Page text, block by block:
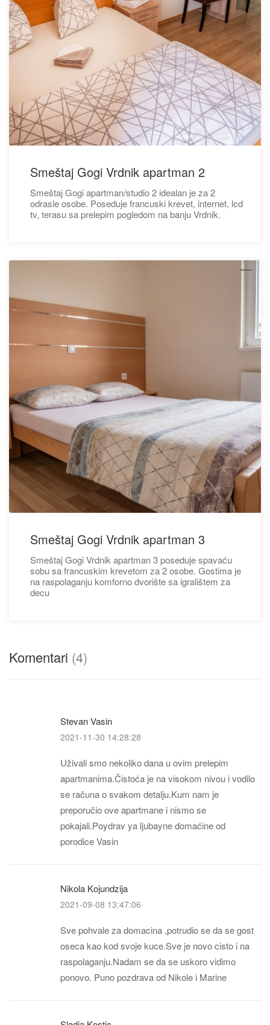
Smeštaj Gogi Vrdnik apartman 2
Smeštaj Gogi apartman/studio 2 idealan je za 2
odrasle osobe. Poseduje francuski krevet, internet, lcd
tv, terasu sa prelepim pogledom na banju Vrdnik.
Smeštaj Gogi Vrdnik apartman 3
Smeštaj Gogi Vrdnik apartman 3 poseduje spavaću
sobu sa francuskim krevetom za 2 osobe. Gostima je
na raspolaganju komforno dvorište sa igralištem za
decu
Komentari (4)
Stevan Vasin
2021-11-30 14:28:28
Uživali smo nekoliko dana u ovim prelepim
apartmanima.Čistoća je na visokom nivou i vodilo
se računa o svakom detalju.Kum nam je
preporučio ove apartmane i nismo se
pokajali.Poydrav ya ljubayne domaćine od
porodice Vasin
Nikola Kojundzija
2021-09-08 13:47:06
Sve pohvale za domacina ,potrudio se da se gost
oseca kao kod svoje kuce.Sve je novo cisto i na
raspolaganju.Nadam se da se uskoro vidimo
ponovo. Puno pozdrava od Nikole i Marine